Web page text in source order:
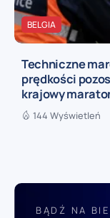
BELGIA
Techniczne
prędkości
krajowy
144 Wyświetleń
BĄDŹ NA